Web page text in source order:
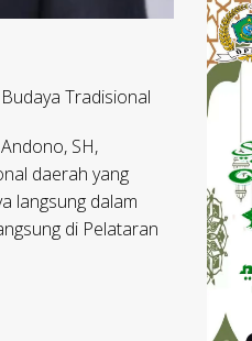
Tradisional
SH,
daerah yang
langsung dalam
di Pelataran